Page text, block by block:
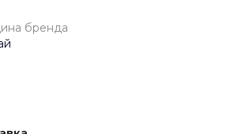
бренда